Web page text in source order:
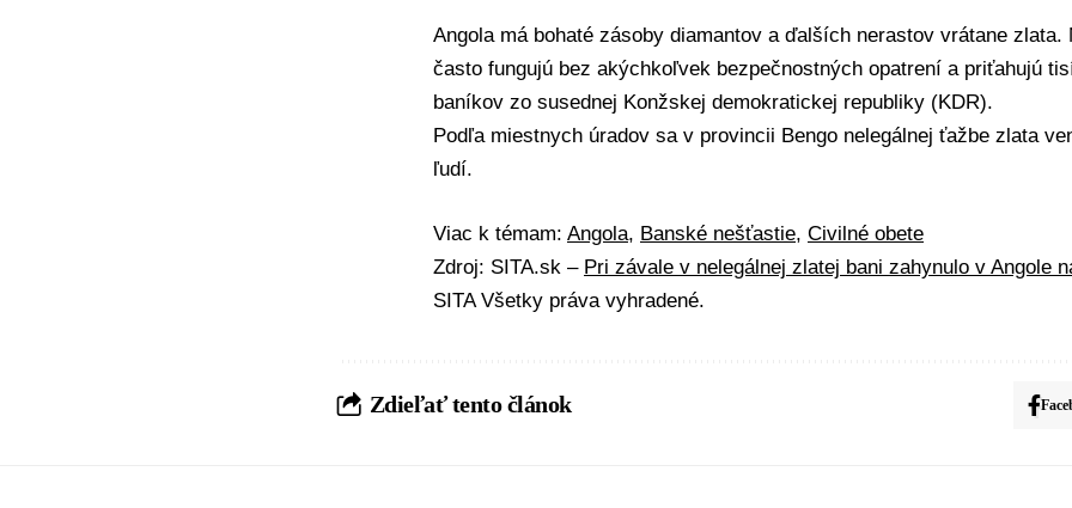
Angola má bohaté zásoby diamantov a ďalších nerastov vrátane zlata.
často fungujú bez akýchkoľvek bezpečnostných opatrení a priťahujú
baníkov zo susednej Konžskej demokratickej republiky (KDR).
Podľa miestnych úradov sa v provincii Bengo nelegálnej ťažbe zlata
ľudí.
Viac k témam: Angola, Banské nešťastie, Civilné obete
Zdroj: SITA.sk – Pri závale v nelegálnej zlatej bani zahynulo v Angole
SITA Všetky práva vyhradené.
Zdieľať tento článok